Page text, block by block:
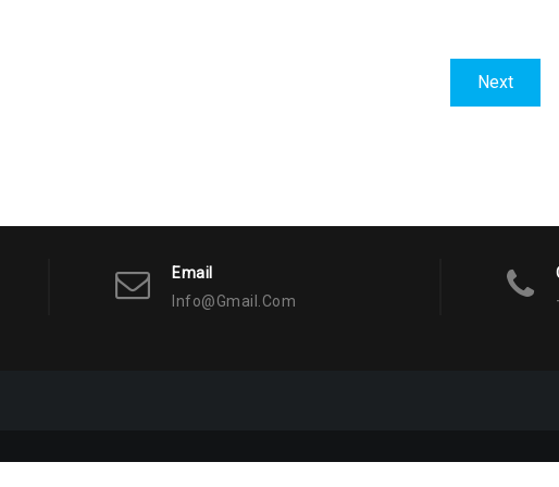
NextNext
post:
Email
Info@gmail.com